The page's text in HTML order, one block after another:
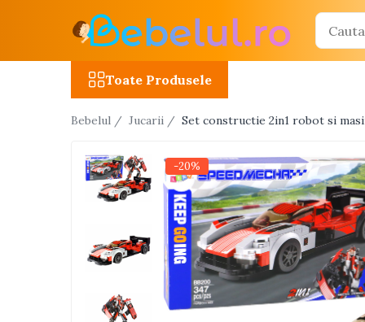
Masinute R/C
Avioane si elicoptere R/C
Motociclete R/C
Utilaje constructii R/C
Toate Produsele
Bebelul / Jucarii / Set constructie 2in1 robot si
-20%